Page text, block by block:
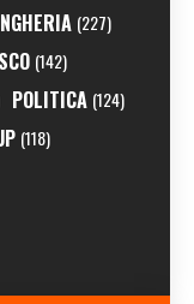
(227)
(142)
POLITICA (124)
(118)